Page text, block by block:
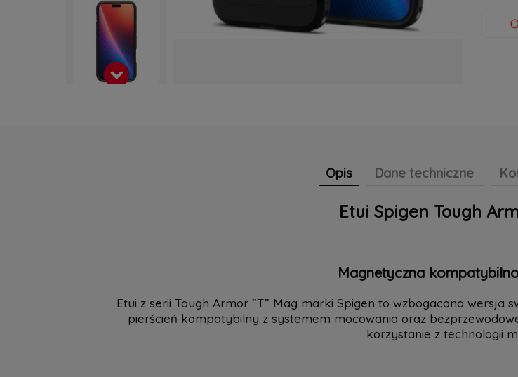
Opis Dane techniczne
Etui Spigen Tough
Magnetyczna
Etui z serii Tough Armor ”T” Mag marki Spigen to wzbogacona wersja
pierścień kompatybilny z systemem mocowania oraz
korzystanie z technologii